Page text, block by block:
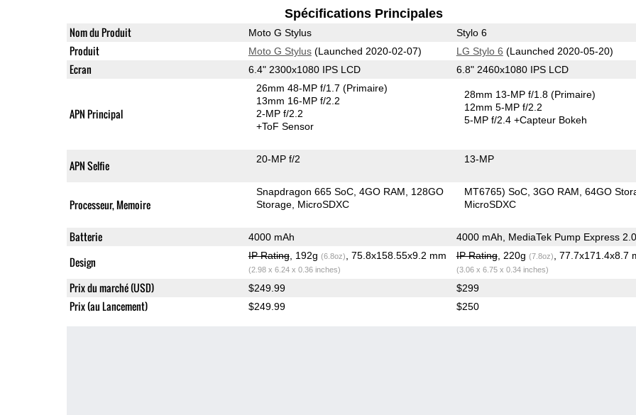
Spécifications Principales
Nom du Produit Moto G Stylus Stylo 6
Produit Moto G Stylus(Launched 2020-02-07) LG Stylo 6 (Launched 2020-05-20)
Ecran 6.4" 2300x1080 IPS LCD 6.8" 2460x1080 IPS LCD
APN Principal
26mm 48-MP f/1.7(Primaire)
13mm 16-MP f/2.2
2-MP f/2.2
+ToF Sensor
28mm 13-MP f/1.8(Primaire)
12mm 5-MP f/2.2
5-MP f/2.4+Capteur Bokeh
APN Selfie 20-MP f/2 13-MP
Processeur, Memoire
Snapdragon 665 SoC 4GO RAM
128GO
Storage MicroSDXC
MT6765) SoC 3GO RAM 64GO
MicroSDXC
Batterie 4000 mAh 4000 mAh, MediaTek Pump Express 2.0
Design IP Rating, 192g (6.8oz) , 75.8x158.55x9.2 mm
(2.98 x 6.24 x 0.36 inches)
IP Rating, 220g (7.8oz) , 77.7x171.4x8.7
(3.06 x 6.75 x 0.34 inches)
Prix du marché (USD) $249.99 $299
Prix (au Lancement) $249.99 $250